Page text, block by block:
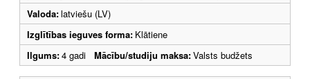
Valoda:latviešu (LV)
Izglītības ieguves forma: Klātiene
Ilgums:4 gadi Mācību/studiju maksa:Valsts budžets